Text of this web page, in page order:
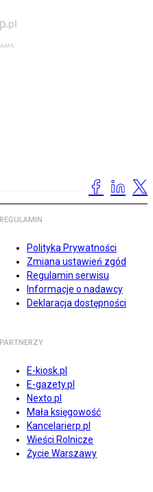
REGULAMIN
Polityka Prywatności
Zmiana ustawień zgód
Regulamin serwisu
Informacje o nadawcy
Deklaracja dostępności
PARTNERZY
E-kiosk.pl
E-gazety.pl
Nexto.pl
Mała księgowość
Kancelarierp.pl
Wieści Rolnicze
Życie Warszawy